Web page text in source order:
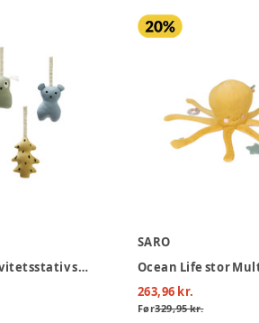
Ophæng til aktivitetsstativ skovdyr
SARO
263,96 kr.
Før329,95 kr.